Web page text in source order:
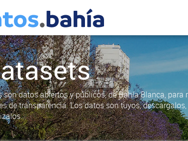
son datos abiertos y públicos, de Bahía Blanca, para
de transparencia. Los datos son tuyos, descargalos,